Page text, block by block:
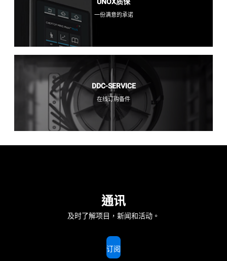
一份满意的承诺
DDC-SERVICE
在线订购备件
通讯
及时了解项目，新闻和活动。
订阅